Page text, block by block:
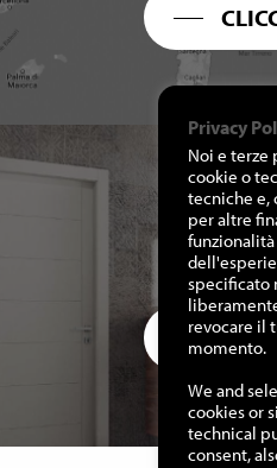
Privacy
Noi e terze
cookie o
tecniche e,
per altre
specificato
revocare il
momento.
We and
cookies or
technical
consent,